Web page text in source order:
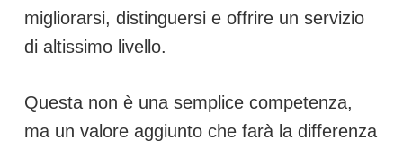
migliorarsi, distinguersi e offrire un servizio
di altissimo livello.
Questa non è una semplice competenza,
ma un valore aggiunto che farà la differenza